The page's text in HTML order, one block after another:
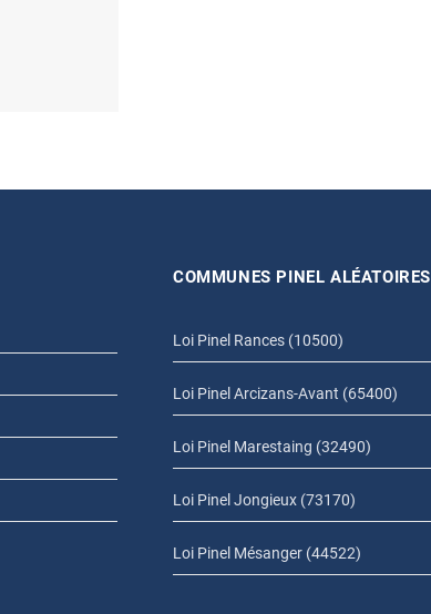
COMMUNES PINEL ALÉATOIRES
Loi Pinel Rances (10500)
Loi Pinel Arcizans-Avant (65400)
Loi Pinel Marestaing (32490)
Loi Pinel Jongieux (73170)
Loi Pinel Mésanger (44522)